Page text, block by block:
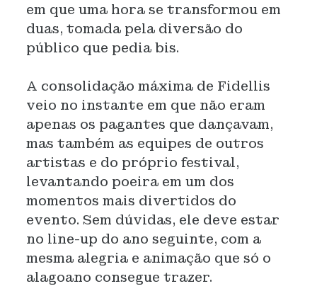
em que uma hora se transformou em
duas, tomada pela diversão do
público que pedia bis.
A consolidação máxima de Fidellis
veio no instante em que não eram
apenas os pagantes que dançavam,
mas também as equipes de outros
artistas e do próprio festival,
levantando poeira em um dos
momentos mais divertidos do
evento. Sem dúvidas, ele deve estar
no line-up do ano seguinte, com a
mesma alegria e animação que só o
alagoano consegue trazer.